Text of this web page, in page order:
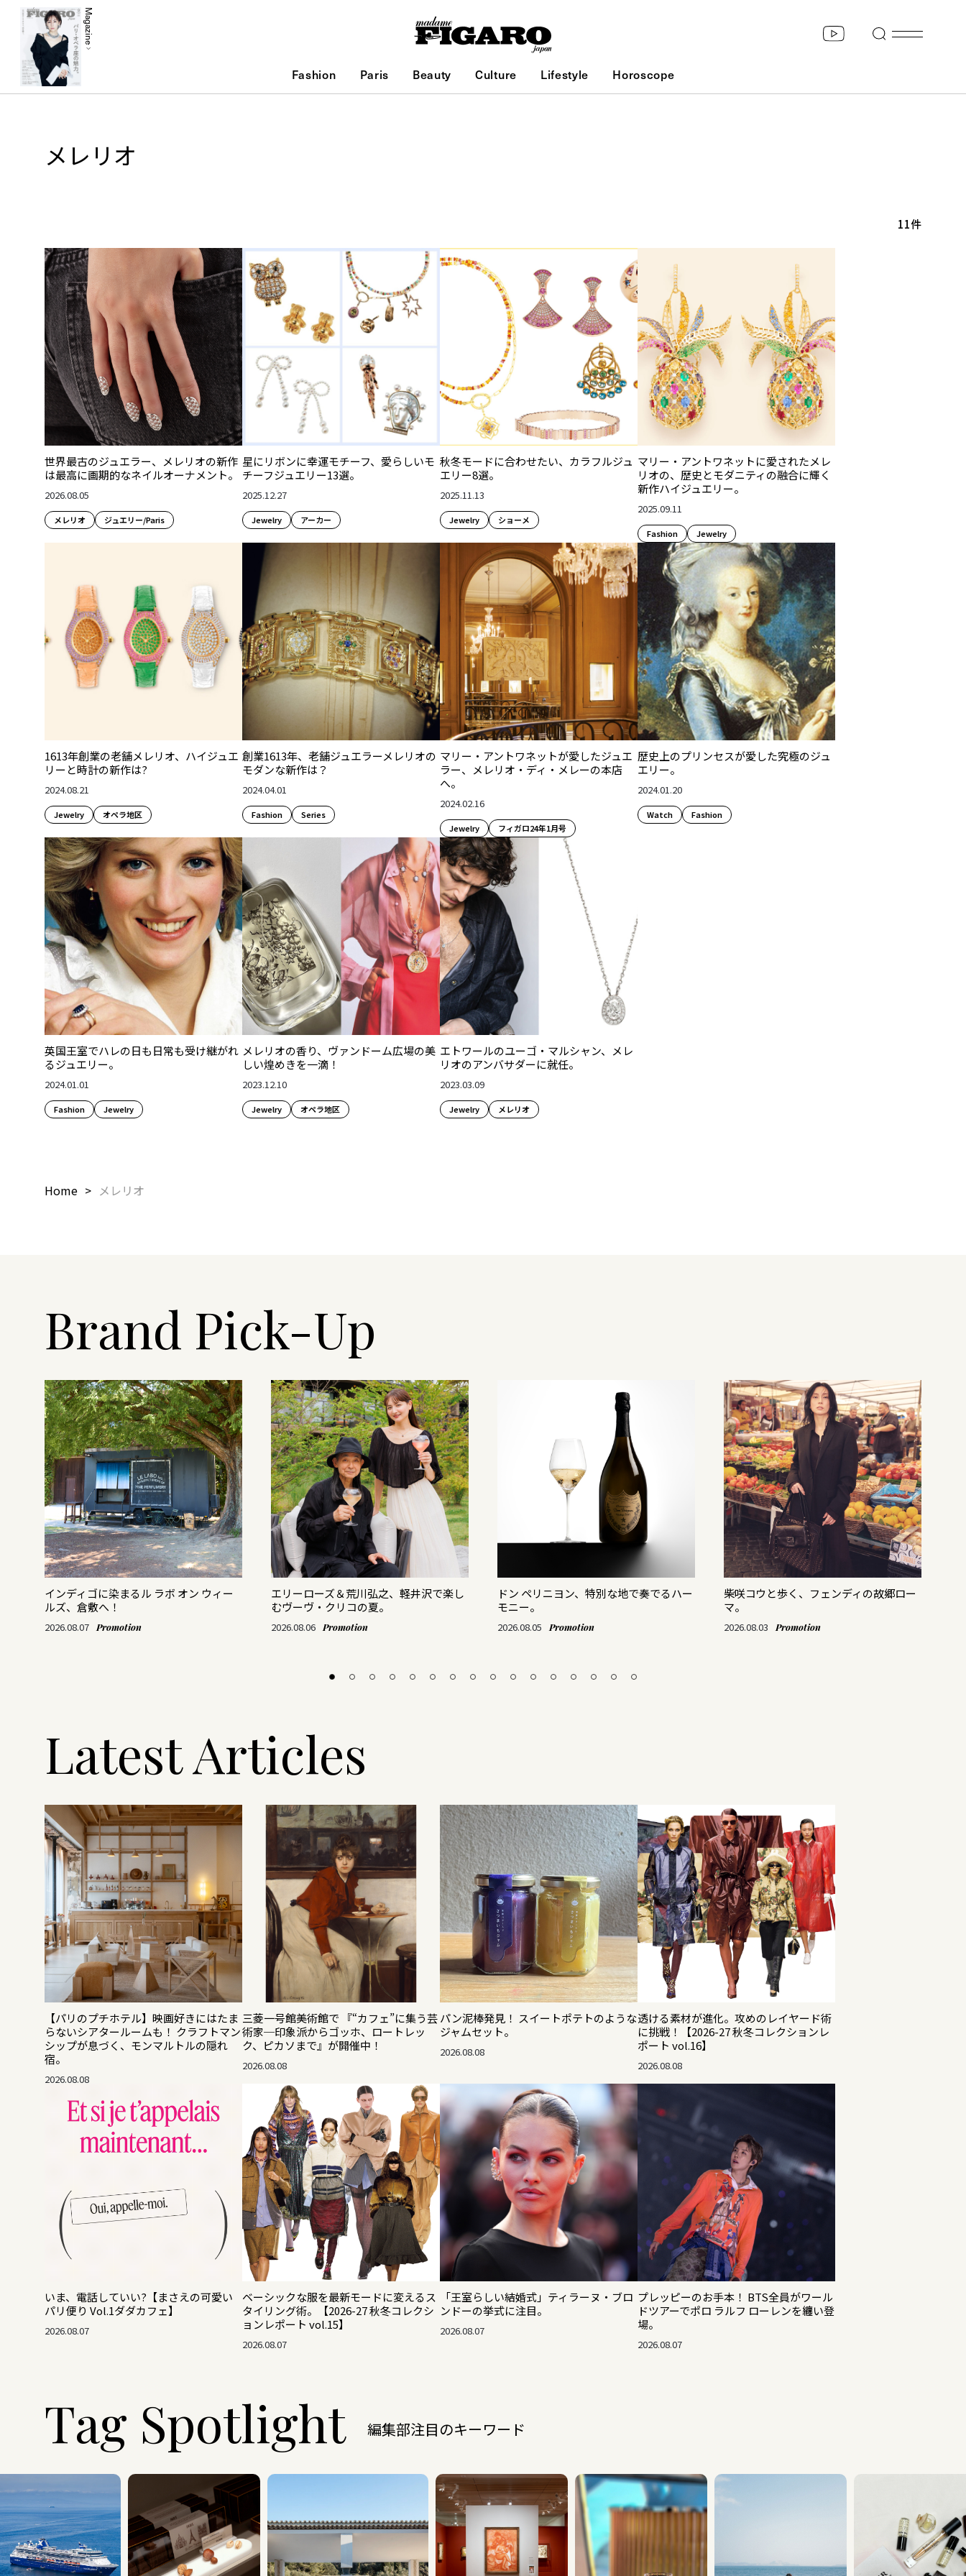
Magazine
Fashion Paris Beauty Culture Lifestyle Horoscope
メレリオ
11件
世界最古のジュエラー、メレリオの新作
は最高に画期的なネイルオーナメント。
2026.08.05
メレリオ ジュエリー/Paris
星にリボンに幸運モチーフ、愛らしいモ
チーフジュエリー13選。
2025.12.27
Jewelry アーカー
秋冬モードに合わせたい、カラフルジュ
エリー8選。
2025.11.13
Jewelry ショーメ
マリー・アントワネットに愛されたメレ
リオの、歴史とモダニティの融合に輝く
新作ハイジュエリー。
2025.09.11
Fashion​ Jewelry
1613年創業の老舗メレリオ、ハイジュエ
リーと時計の新作は?
2024.08.21
Jewelry オペラ地区
創業1613年、老舗ジュエラーメレリオの
モダンな新作は？
2024.04.01
Fashion​ Series
マリー・アントワネットが愛したジュエ
ラー、メレリオ・ディ・メレーの本店
へ。
2024.02.16
Jewelry フィガロ24年1月号
歴史上のプリンセスが愛した究極のジュ
エリー。
2024.01.20
Watch Fashion​
英国王室でハレの日も日常も受け継がれ
るジュエリー。
2024.01.01
Fashion​ Jewelry
メレリオの香り、ヴァンドーム広場の美
しい煌めきを一滴！
2023.12.10
Jewelry オペラ地区
エトワールのユーゴ・マルシャン、メレ
リオのアンバサダーに就任。
2023.03.09
Jewelry メレリオ
Home メレリオ
Brand Pick-Up
インディゴに染まるル ラボ オン ウィー
ルズ、倉敷へ！
2026.08.07 Promotion
エリーローズ＆荒川弘之、軽井沢で楽し
むヴーヴ・クリコの夏。
2026.08.06 Promotion
ドン ペリニヨン、特別な地で奏でるハー
モニー。
2026.08.05 Promotion
柴咲コウと歩く、フェンディの故郷ロー
マ。
2026.08.03 Promotion
Latest Articles
【パリのプチホテル】映画好きにはたま
らないシアタールームも！ クラフトマン
シップが息づく、モンマルトルの隠れ
宿。
2026.08.08
三菱一号館美術館で 『“カフェ”に集う芸
術家─印象派からゴッホ、ロートレッ
ク、ピカソまで』が開催中！
2026.08.08
パン泥棒発見！ スイートポテトのような
ジャムセット。
2026.08.08
透ける素材が進化。攻めのレイヤード術
に挑戦！【2026-27 秋冬コレクションレ
ポート vol.16】
2026.08.08
いま、電話していい?【まさえの可愛い
パリ便り Vol.1ダダカフェ】
2026.08.07
ベーシックな服を最新モードに変えるス
タイリング術。【2026-27 秋冬コレクシ
ョンレポート vol.15】
2026.08.07
「王室らしい結婚式」ティラーヌ・ブロ
ンドーの挙式に注目。
2026.08.07
プレッピーのお手本！ BTS全員がワール
ドツアーでポロ ラルフ ローレンを纏い登
場。
2026.08.07
Tag Spotlight 編集部注目のキーワード